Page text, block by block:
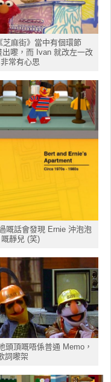
芝麻街》當中有個環節
出嚟，而 Ivan 就改左一改
常有心思
嘅話會發現 Ernie 沖泡泡
靜兒 (笑)
頂嘅唔係普通 Memo，
詞嚟架